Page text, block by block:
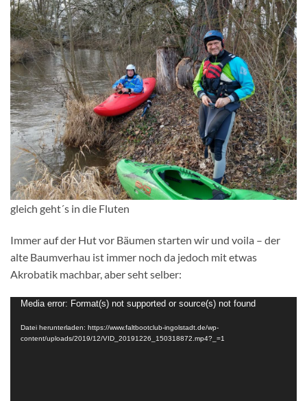
gleich geht´s in die Fluten
Immer auf der Hut vor Bäumen starten wir und voila – der
alte Baumverhau ist immer noch da jedoch mit etwas
Akrobatik machbar, aber seht selber:
Video-
Player
Media error: Format(s) not supported or source(s) not found
Datei herunterladen: https://www.faltbootclub-ingolstadt.de/wp-
content/uploads/2019/12/VID_20191226_150318872.mp4?_=1